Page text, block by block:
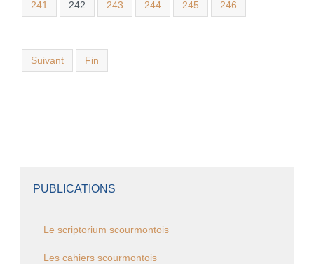
241 242 243 244 245 246
Suivant Fin
PUBLICATIONS
Le scriptorium scourmontois
Les cahiers scourmontois